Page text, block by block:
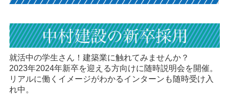
就活中の学生さん！建築業に触れてみませんか？
2023年2024年新卒を迎える方向けに随時説明会を開催。
リアルに働くイメージがわかるインターンも随時受け入
れ中。